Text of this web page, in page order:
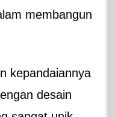
membangun
kepandaiannya
desain